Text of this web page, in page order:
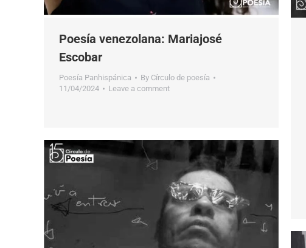
Poesía venezolana: Mariajosé
Escobar
Poesía Panhispánica By Círculo de poesía
11/04/2024
Leave a comment